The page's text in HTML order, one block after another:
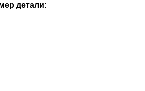
детали: